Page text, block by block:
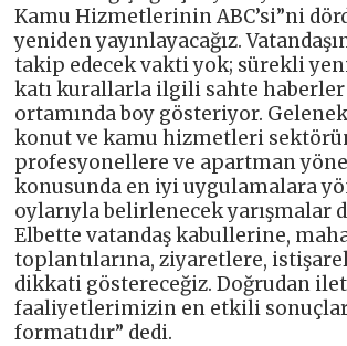
Kamu Hizmetlerinin ABC’si”ni
yeniden yayınlayacağız.
takip edecek vakti yok; sürekli
katı kurallarla ilgili sahte
ortamında boy gösteriyor.
konut ve kamu hizmetleri
profesyonellere ve apartman
konusunda en iyi uygulamalara
oylarıyla belirlenecek yarışmalar
Elbette vatandaş kabullerine,
toplantılarına, ziyaretlere,
dikkati göstereceğiz. Doğrudan
faaliyetlerimizin en etkili
formatıdır” dedi.